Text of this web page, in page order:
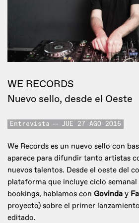
WE RECORDS
Nuevo sello, desde el Oeste
Entrevista JUE 27 AGO 2015
We Records es un nuevo sello con
aparece para difundir tanto artistas
nuevos talentos. Desde el oeste del
plataforma que incluye ciclo semanal
bookings, hablamos con Govinda y
proyecto) sobre el primer
editado.